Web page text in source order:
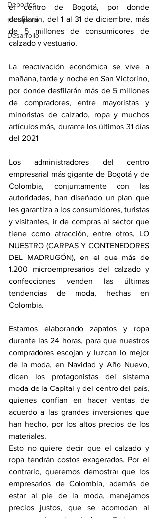
Deportes
transporte
Desarrollo
el centro de Bogotá, por donde
desfilarán, del 1 al 31 de diciembre, más
de 5 millones de consumidores de
calzado y vestuario.
La reactivación económica se vive a
mañana, tarde y noche en San Victorino,
por donde desfilarán más de 5 millones
de compradores, entre mayoristas y
minoristas de calzado, ropa y muchos
artículos más, durante los últimos 31 días
del 2021.
Los administradores del centro
empresarial más gigante de Bogotá y de
Colombia, conjuntamente con las
autoridades, han diseñado un plan que
les garantiza a los consumidores, turistas
y visitantes, ir de compras al sector que
tiene como atracción, entre otros, LO
NUESTRO (CARPAS Y CONTENEDORES
DEL MADRUGÓN), en el que más de
1.200 microempresarios del calzado y
confecciones venden las últimas
tendencias de moda, hechas en
Colombia.
Estamos elaborando zapatos y ropa
durante las 24 horas, para que nuestros
compradores escojan y luzcan lo mejor
de la moda, en Navidad y Año Nuevo,
dicen los protagonistas del sistema
moda de la Capital y del centro del país,
quienes confían en hacer ventas de
acuerdo a las grandes inversiones que
han hecho, por los altos precios de los
materiales.
Esto no quiere decir que el calzado y
ropa tendrán costos exagerados. Por el
contrario, queremos demostrar que los
empresarios de Colombia, además de
estar al pie de la moda, manejamos
precios justos, que se acomodan al